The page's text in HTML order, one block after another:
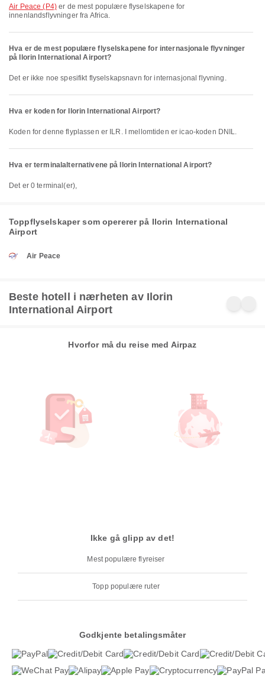
Air Peace (P4)er de mest populære flyselskapene for
innenlandsflyvninger fra Africa.
Hva er de mest populære flyselskapene for internasjonale flyvninger
på Ilorin International Airport?
Det er ikke noe spesifikt flyselskapsnavn for internasjonal flyvning.
Hva er koden for Ilorin International Airport?
Koden for denne flyplassen er ILR. I mellomtiden er icao-koden DNIL.
Hva er terminalalternativene på Ilorin International Airport?
Det er 0 terminal(er),
Toppflyselskaper som opererer på Ilorin International
Airport
Air Peace
Beste hotell i nærheten av Ilorin
International Airport
Hvorfor må du reise med Airpaz
Ikke gå glipp av det!
Mest populære flyreiser
Topp populære ruter
Godkjente betalingsmåter